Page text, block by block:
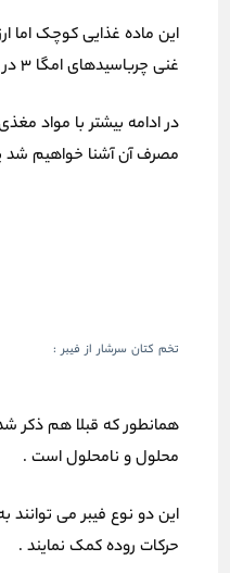
این ماده غذایی کوچک اما
غنی چرباسیدهای امگا 3 در جهان به شمار می رود .
در ادامه بیشتر با مواد
مصرف آن آشنا خواهیم شد
تخم کتان سرشار از فیبر :
همانطور که قبلا هم ذکر
محلول و نامحلول است .
این دو نوع فیبر می
حرکات روده کمک نمایند .